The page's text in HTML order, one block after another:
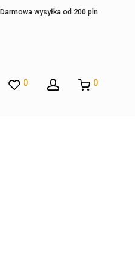
Darmowa wysyłka od 200 pln
0 0